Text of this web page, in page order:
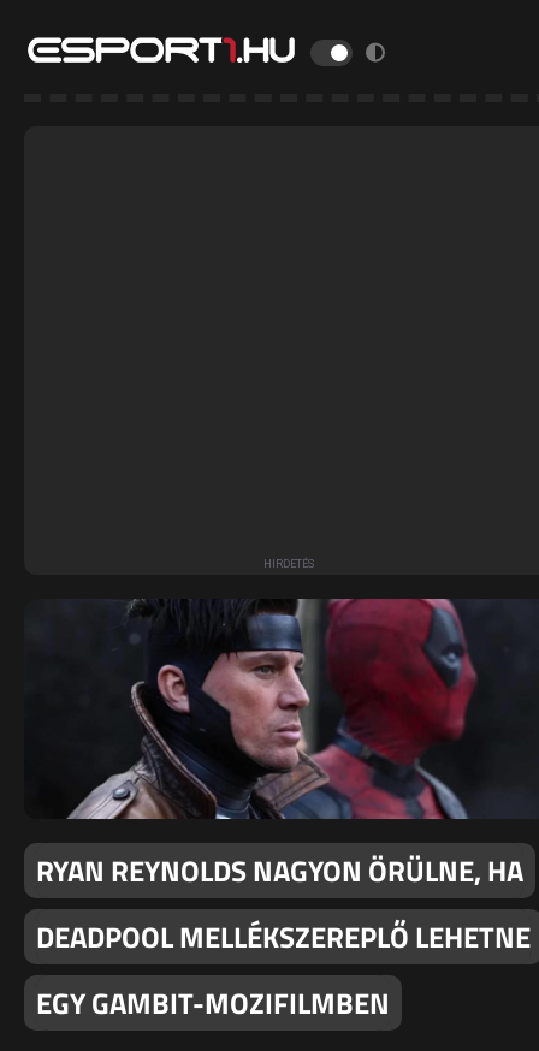
RYAN REYNOLDS NAGYON ÖRÜLNE, HA
DEADPOOL MELLÉKSZEREPLŐ LEHETNE
EGY GAMBIT-MOZIFILMBEN